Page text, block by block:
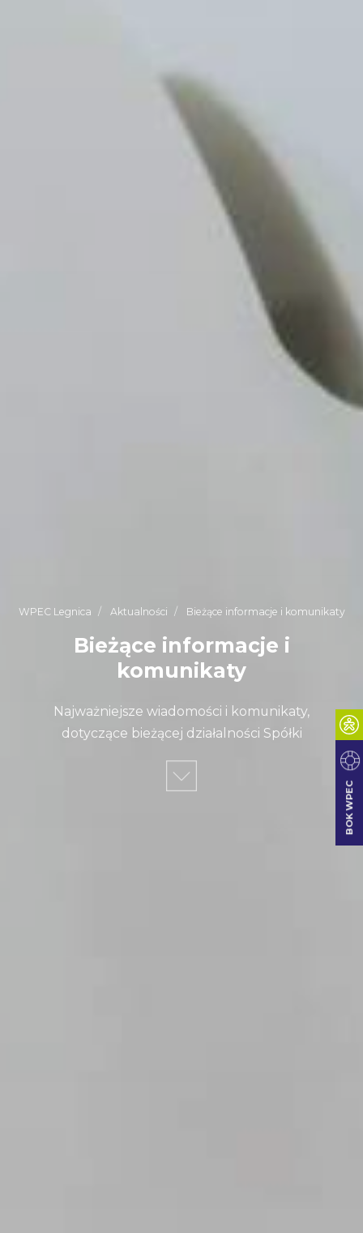
WPEC Legnica Aktualności Bieżące informacje i komunikaty
Bieżące informacje i
komunikaty
Najważniejsze wiadomości i komunikaty,
dotyczące bieżącej działalności Spółki
BOK WPEC